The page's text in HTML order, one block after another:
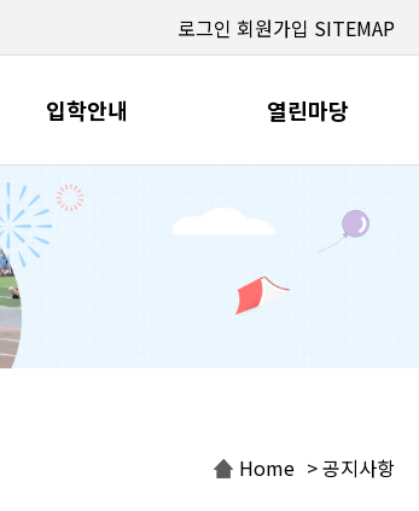
로그인 회원가입 SITEMAP
입학안내 열린마당
Home > 공지사항